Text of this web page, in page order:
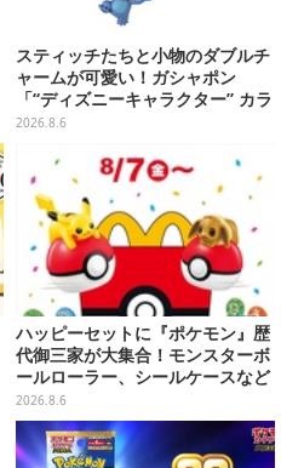
スティッチたちと小物のダブルチ
ャームが可愛い！ガシャポン
「“ディズニーキャラクター” カラ
フルマルチチャーム」が発売
2026.8.6
ハッピーセットに『ポケモン』歴
代御三家が大集合！モンスターボ
ールローラー、シールケースなど
全12種
2026.8.6